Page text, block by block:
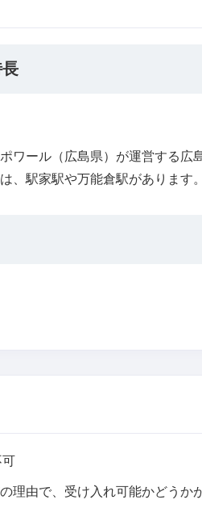
ワール（広島県）が運営する広
、駅家駅や万能倉駅があります。
可
理由で、受け入れ可能かどうか